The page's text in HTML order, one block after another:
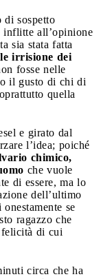
di sospetto
inflitte all’opinione
sia stata fatta
irrisione dei
fosse nelle
il gusto di chi di
quella
e girato dal
l’idea; poiché
chimico,
che vuole
di essere, ma lo
dell’ultimo
se
ragazzo che
di cui
circa che ha